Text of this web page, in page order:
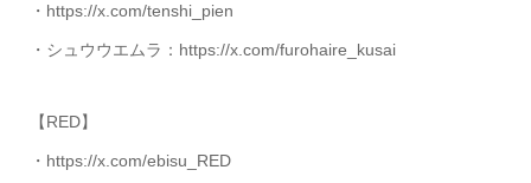
・https://x.com/tenshi_pien
・シュウウエムラ：https://x.com/furohaire_kusai
【RED】
・https://x.com/ebisu_RED